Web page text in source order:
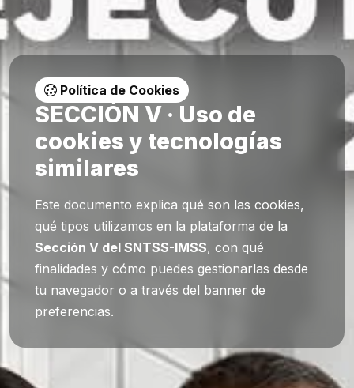
Política de Cookies
SECCIÓN V · Uso de
cookies y tecnologías
similares
Este documento explica qué son las cookies,
qué tipos utilizamos en la plataforma de la
Sección V del SNTSS-IMSS, con qué
finalidades y cómo puedes gestionarlas desde
tu navegador o a través del banner de
preferencias.